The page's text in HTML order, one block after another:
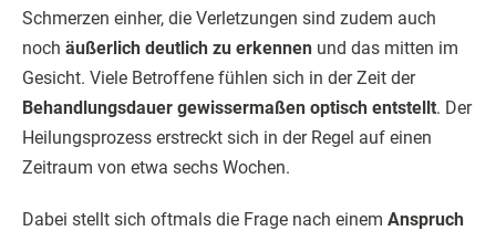
Schmerzen einher, die Verletzungen sind zudem auch
noch äußerlich deutlich zu erkennen und das mitten im
Gesicht. Viele Betroffene fühlen sich in der Zeit der
Behandlungsdauer gewissermaßen optisch entstellt. Der
Heilungsprozess erstreckt sich in der Regel auf einen
Zeitraum von etwa sechs Wochen.
Dabei stellt sich oftmals die Frage nach einem Anspruch